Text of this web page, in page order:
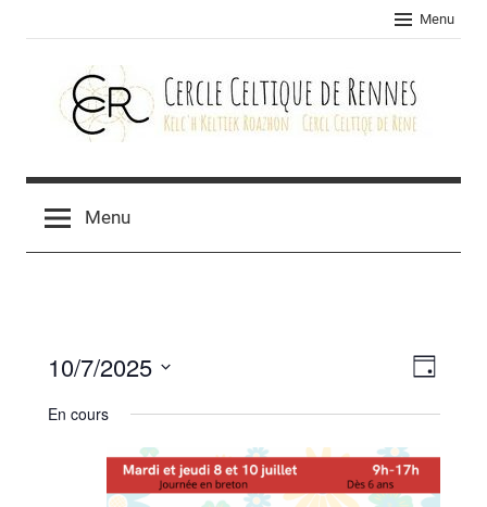
Menu
Cercle
celtique
Menu
par
Jour
10/7/2025
En cours